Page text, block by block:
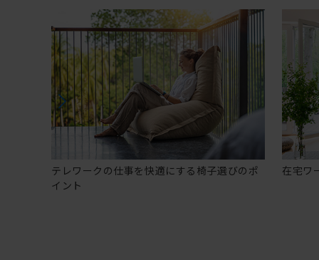
テレワークの仕事を快適にする椅子選びのポ
イント
在宅ワ